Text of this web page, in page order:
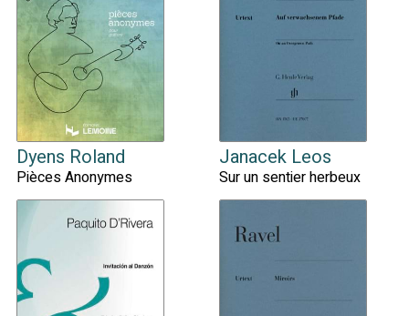
Dyens Roland Janacek Leos
Pièces Anonymes Sur un sentier herbeux